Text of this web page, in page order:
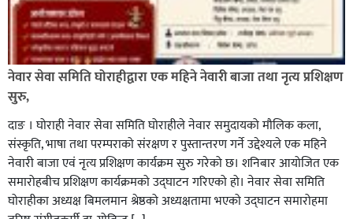
नेवार सेवा समिति घोराहीद्वारा एक महिने नेवारी बाजा तथा नृत्य प्रशिक्षण
सुरु,
दाङ । घोराही नेवार सेवा समिति घोराहीले नेवार समुदायको मौलिक कला,
संस्कृति, भाषा तथा परम्पराको संरक्षण र पुस्तान्तरण गर्ने उद्देश्यले एक महिने
नेवारी बाजा एवं नृत्य प्रशिक्षण कार्यक्रम सुरु गरेको छ। शनिबार आयोजित एक
समारोहबीच प्रशिक्षण कार्यक्रमको उद्घाटन गरिएको हो। नेवार सेवा समिति
घोराहीका अध्यक्ष बिमलमान श्रेष्ठको अध्यक्षतामा भएको उद्घाटन समारोहमा